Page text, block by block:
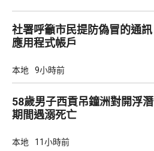
社署呼籲市民提防偽冒的通訊
應用程式帳戶
本地 9小時前
58歲男子西貢吊鐘洲對開浮潛
期間遇溺死亡
本地 11小時前